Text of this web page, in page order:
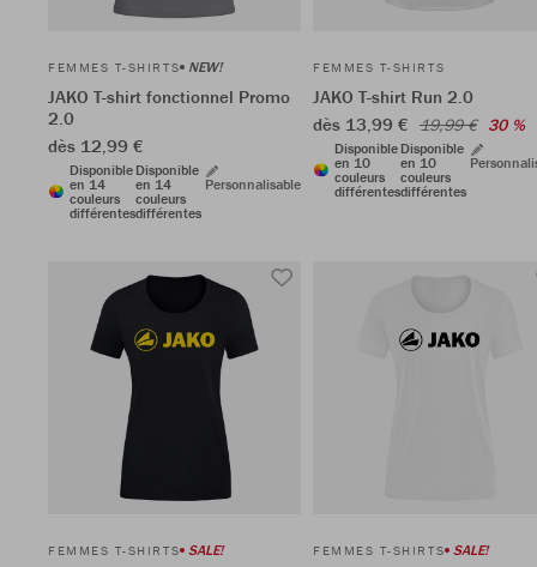
FEMMES T-SHIRTS NEW!
JAKO T-shirt fonctionnel Promo
2.0
dès 12,99 €
Disponible
en 14
couleurs
différentes
Disponible
en 14
couleurs
différentes
Personnalisable
FEMMES T-SHIRTS
JAKO T-shirt Run 2.0
dès 13,99 € 19,99 € 30 %
Disponible
en 10
couleurs
différentes
Disponible
en 10
couleurs
différentes
FEMMES T-SHIRTS SALE! FEMMES T-SHIRTS SALE!